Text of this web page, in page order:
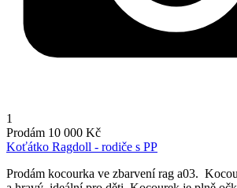
1
Prodám 10 000 Kč
Koťátko Ragdoll - rodiče s PP
Prodám kocourka ve zbarvení rag a03.